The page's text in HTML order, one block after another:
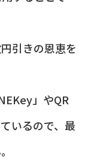
引きの恩恵を
」やQR
いるので、最